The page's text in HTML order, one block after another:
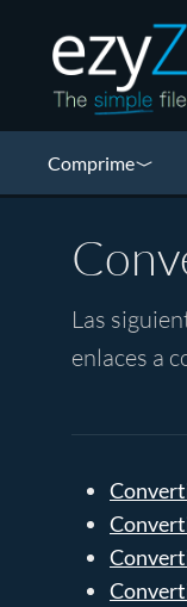
Comprime
Las
enlaces a